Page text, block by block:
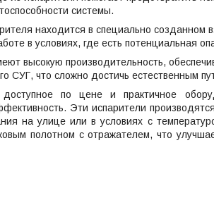
системы.
находится в специально
в условиях, где есть потенциальная
высокую производительность,
СУГ, что сложно достичь естественным
по цене и практичное
Эти испарители
на улице или в условиях с
полотном с отражателем, что